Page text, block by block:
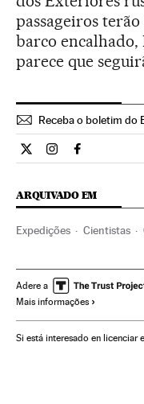
passageiros
barco
parece que
Receba o boletim do
Internacional El País
Internacional El
ARQUIVADO EM
Expedições Cientistas
Ofertas turísticas Gente
Transporte
Adere a
Mais informações
Si está interesado en licenciar